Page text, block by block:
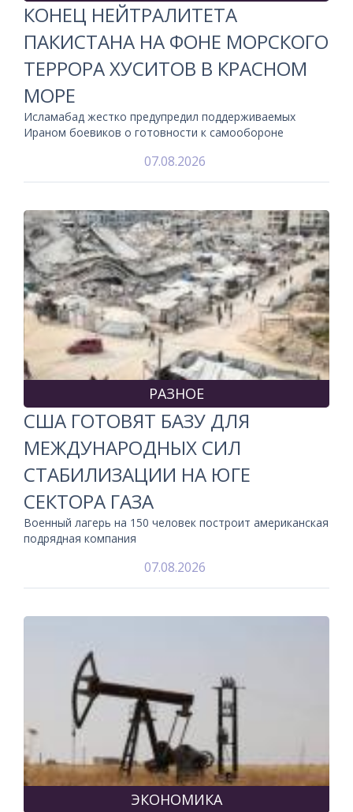
КОНЕЦ НЕЙТРАЛИТЕТА
ПАКИСТАНА НА ФОНЕ МОРСКОГО
ТЕРРОРА ХУСИТОВ В КРАСНОМ
МОРЕ
Исламабад жестко предупредил поддерживаемых
Ираном боевиков о готовности к самообороне
07.08.2026
РАЗНОЕ
США ГОТОВЯТ БАЗУ ДЛЯ
МЕЖДУНАРОДНЫХ СИЛ
СТАБИЛИЗАЦИИ НА ЮГЕ
СЕКТОРА ГАЗА
Военный лагерь на 150 человек построит американская
подрядная компания
07.08.2026
ЭКОНОМИКА